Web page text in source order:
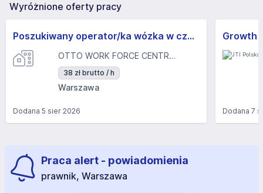
Wyróżnione oferty pracy
Poszukiwany operator/ka wózka w czekoladowym raju | WARSZAWA
OTTO WORK FORCE CENTRAL EUROPE SP. Z O.O.
38 zł brutto / h
Warszawa
Dodana 5 sier 2026
Growth
Dodana7
Praca alert - powiadomienia
prawnik, Warszawa